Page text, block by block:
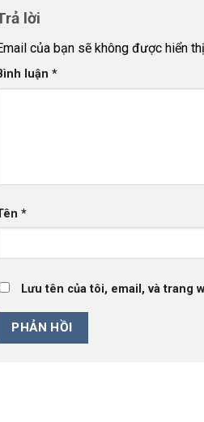
lời
của bạn sẽ không được hiển
luận *
*
Lưu tên của tôi, email, và trang